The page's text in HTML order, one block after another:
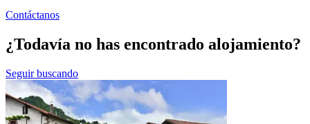
Contáctanos
¿Todavía no has encontrado alojamiento?
Seguir buscando